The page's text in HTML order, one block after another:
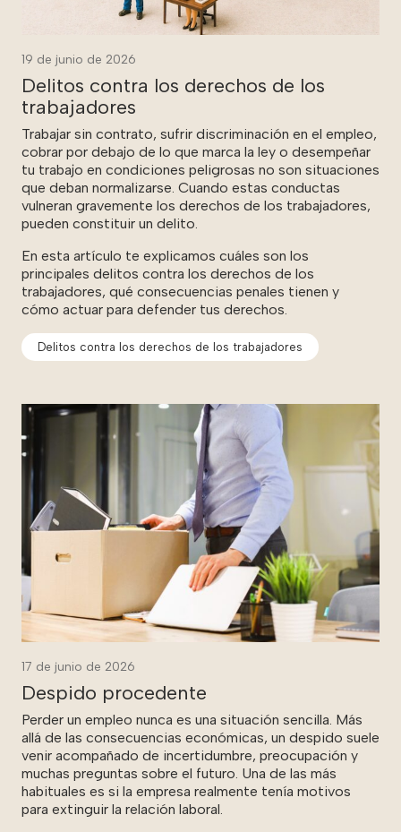
19 de junio de 2026
Delitos contra los derechos de los
trabajadores
Trabajar sin contrato, sufrir discriminación en el empleo,
cobrar por debajo de lo que marca la ley o desempeñar
tu trabajo en condiciones peligrosas no son situaciones
que deban normalizarse. Cuando estas conductas
vulneran gravemente los derechos de los trabajadores,
pueden constituir un delito.
En esta artículo te explicamos cuáles son los
principales delitos contra los derechos de los
trabajadores, qué consecuencias penales tienen y
cómo actuar para defender tus derechos.
Delitos contra los derechos de los trabajadores
17 de junio de 2026
Despido procedente
Perder un empleo nunca es una situación sencilla. Más
allá de las consecuencias económicas, un despido suele
venir acompañado de incertidumbre, preocupación y
muchas preguntas sobre el futuro. Una de las más
habituales es si la empresa realmente tenía motivos
para extinguir la relación laboral.